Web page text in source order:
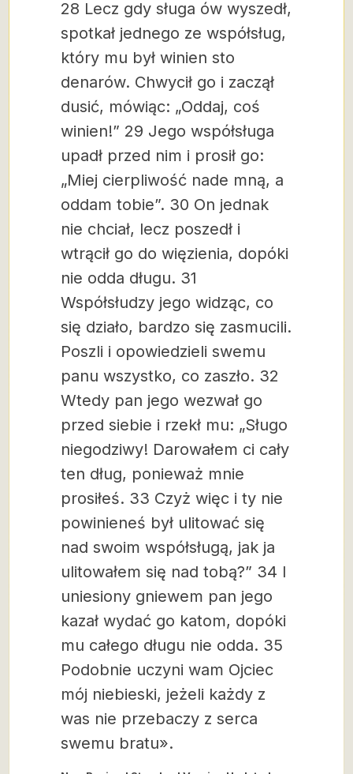
28 Lecz gdy sługa ów wyszedł,
spotkał jednego ze współsług,
który mu był winien sto
denarów. Chwycił go i zaczął
dusić, mówiąc: „Oddaj, coś
winien!” 29 Jego współsługa
upadł przed nim i prosił go:
„Miej cierpliwość nade mną, a
oddam tobie”. 30 On jednak
nie chciał, lecz poszedł i
wtrącił go do więzienia, dopóki
nie odda długu. 31
Współsłudzy jego widząc, co
się działo, bardzo się zasmucili.
Poszli i opowiedzieli swemu
panu wszystko, co zaszło. 32
Wtedy pan jego wezwał go
przed siebie i rzekł mu: „Sługo
niegodziwy! Darowałem ci cały
ten dług, ponieważ mnie
prosiłeś. 33 Czyż więc i ty nie
powinieneś był ulitować się
nad swoim współsługą, jak ja
ulitowałem się nad tobą?” 34 I
uniesiony gniewem pan jego
kazał wydać go katom, dopóki
mu całego długu nie odda. 35
Podobnie uczyni wam Ojciec
mój niebieski, jeżeli każdy z
was nie przebaczy z serca
swemu bratu».